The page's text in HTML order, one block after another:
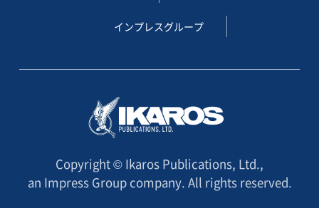
インプレスグループ
Copyright © Ikaros Publications, Ltd.,
an Impress Group company. All rights reserved.